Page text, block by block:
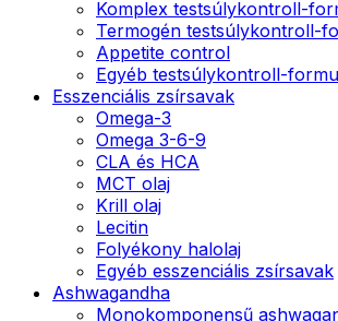
Komplex testsúlykontroll-
Termogén testsúlykontroll-
Appetite control
Egyéb testsúlykontroll-
Esszenciális zsírsavak
Omega-3
Omega 3-6-9
CLA és HCA
MCT olaj
Krill olaj
Lecitin
Folyékony halolaj
Egyéb esszenciális zsírsavak
Ashwagandha
Monokomponensű